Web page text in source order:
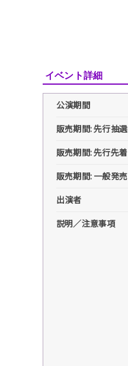
イベント詳細
公演期間
販売期間: 先行抽選
販売期間: 先行先着
販売期間: 一般発売
出演者
説明／注意事項